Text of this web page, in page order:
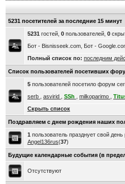
5231 посетителей за последние 15 минут
5231 гостей, 0пользователей, 0
Бот - Bisnisseek.com, Бот -
Полный список по: последним
Список пользователей посетивших
5пользователей посетило форум
serb
asvirid SSh milkoparimo
Скрыть список
Поздравляем с днем рождения наших
1 пользователь празднует свой
Angel136rus(37)
Будущие календарные события (в
Отсутствуют